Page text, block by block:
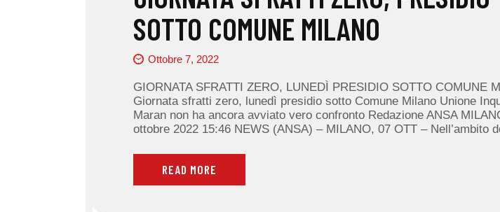
TG CUB
RASSEGNA STAMPA
SOTTO COMUNE MILANO
Ottobre 7, 2022
GIORNATA SFRATTI ZERO, LUNEDÌ PRESIDIO SOTTO COMUNE
Giornata sfratti zero, lunedì presidio sotto Comune Milano Unione
Maran non ha ancora avviato vero confronto Redazione ANSA
ottobre 2022 15:46 NEWS (ANSA) – MILANO, 07 OTT – Nell’ambito
READ MORE